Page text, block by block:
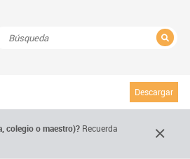
Descargar
colegio o maestro)? Recuerda